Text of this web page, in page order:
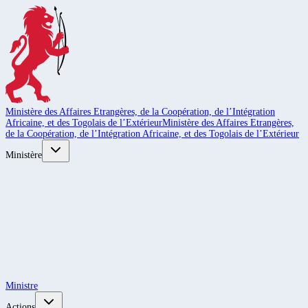
Ministère des Affaires Etrangères, de la Coopération, de l’Intégration
Africaine, et des Togolais de l’ExtérieurMinistère des Affaires Etrangères,
de la Coopération, de l’Intégration Africaine, et des Togolais de l’Extérieur
Ministère
Ministre